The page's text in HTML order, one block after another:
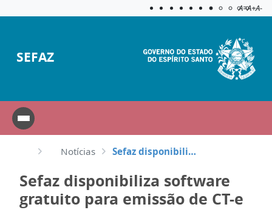
Aplicar
A=A+A-
SEFAZ
Notícias Sefaz disponibiliza software gratuito para emissão de CT-e
Sefaz disponibiliza software
gratuito para emissão de CT-e